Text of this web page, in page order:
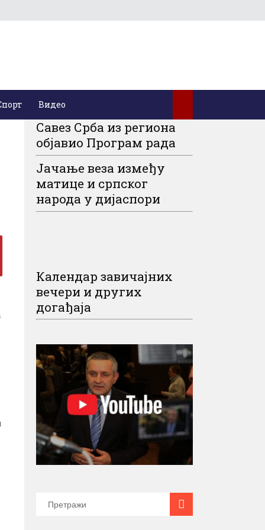
Видео
Савез Срба из региона
објавио Програм рада
Јачање веза између
матице и српског
народа у дијаспори
Календар завичајних
вечери и других
догађаја